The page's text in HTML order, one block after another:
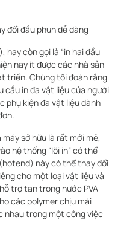
đổi đầu phun dễ dàng
hay còn gọi là “in hai đầu
nay ít được các nhà sản
triển. Chúng tôi đoán rằng
cầu in đa vật liệu của người
phụ kiện đa vật liệu dành
sở hữu là rất mới mẻ,
hệ thống “lõi in” có thể
này có thể thay đổi
cho một loại vật liệu và
trợ tan trong nước PVA
các polymer chịu mài
nhau trong một công việc